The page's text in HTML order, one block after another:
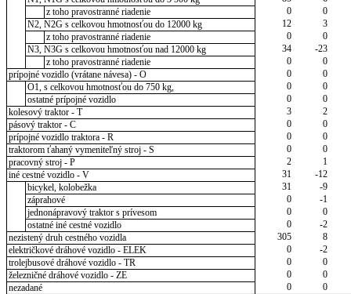
z toho pravostranné riadenie
0
0
N2, N2G s celkovou hmotnosťou do 12000 kg
12
3
z toho pravostranné riadenie
0
0
N3, N3G s celkovou hmotnosťou nad 12000 kg
34
-23
z toho pravostranné riadenie
0
0
prípojné vozidlo (vrátane návesa) - O
0
0
O1, s celkovou hmotnosťou do 750 kg,
0
0
ostatné prípojné vozidlo
0
0
kolesový traktor - T
3
2
pásový traktor - C
0
0
prípojné vozidlo traktora - R
0
0
traktorom ťahaný vymeniteľný stroj - S
0
0
pracovný stroj - P
2
1
iné cestné vozidlo - V
31
-12
bicykel, kolobežka
31
-9
záprahové
0
-1
jednonápravový traktor s prívesom
0
0
ostatné iné cestné vozidlo
0
-2
nezistený druh cestného vozidla
305
8
električkové dráhové vozidlo - ELEK
0
-2
trolejbusové dráhové vozidlo - TR
0
0
železničné dráhové vozidlo - ZE
0
0
nezadané
0 0